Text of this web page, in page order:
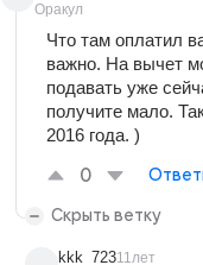
Оракул
Что там оплатил
важно. На вычет
подавать уже
получите мало.
2016 года. )
0
Скрыть ветку
kkk_72311лет